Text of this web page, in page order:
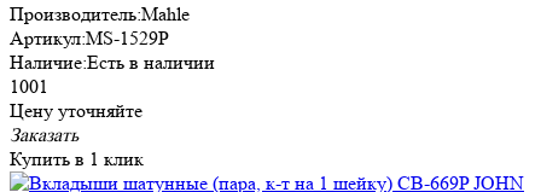
Производитель:Mahle
Артикул:MS-1529P
Наличие:Есть в наличии
1001
Цену уточняйте
Заказать
Купить в 1 клик